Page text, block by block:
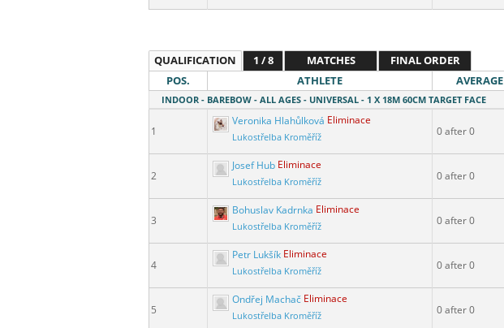
QUALIFICATION 1 / 8 MATCHES
FINAL ORDER
POS.
ATHLETE
INDOOR - BAREBOW - ALL AGES - UNIVERSAL - 1 X 18M 60CM TARGET FACE
1
Veronika Hlahůlková Eliminace
Lukostřelba Kroměříž 0 after 0
2
Josef Hub Eliminace
Lukostřelba Kroměříž 0 after 0
3
Bohuslav Kadrnka Eliminace
Lukostřelba Kroměříž 0 after 0
4
Petr Lukšík Eliminace
Lukostřelba Kroměříž 0 after 0
5
Ondřej Machač Eliminace
Lukostřelba Kroměříž 0 after 0